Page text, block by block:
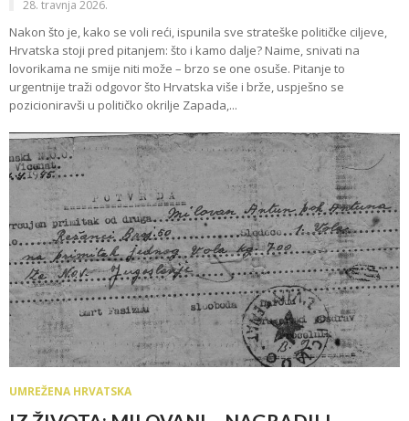
28. travnja 2026.
Nakon što je, kako se voli reći, ispunila sve strateške političke ciljeve,
Hrvatska stoji pred pitanjem: što i kamo dalje? Naime, snivati na
lovorikama ne smije niti može – brzo se one osuše. Pitanje to
urgentnije traži odgovor što Hrvatska više i brže, uspješno se
pozicioniravši u političko okrilje Zapada,...
UMREŽENA HRVATSKA